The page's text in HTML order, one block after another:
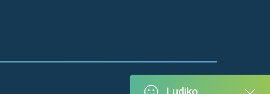
Ludiko